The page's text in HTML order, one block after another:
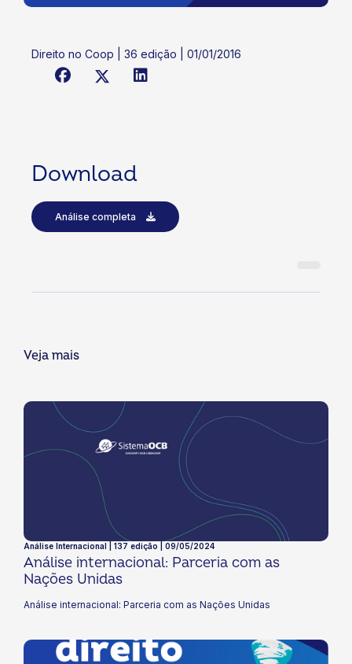
Direito no Coop | 36 edição | 01/01/2016
Download
Análise completa
Veja mais
Análise Internacional | 137 edição | 09/05/2024
Análise internacional: Parceria com as
Nações Unidas
Análise internacional: Parceria com as Nações Unidas